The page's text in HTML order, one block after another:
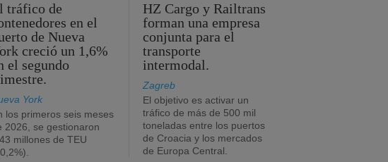
tráfico de
en el
de Nueva
creció un 1,6%
el segundo
York
los primeros seis meses
2026, se gestionaron
millones de TEU
HZ Cargo y Railtrans
forman una empresa
conjunta para el
transporte
intermodal.
Zagreb
El objetivo es activar un
tráfico de más de 500 mil
toneladas entre los puertos
de Croacia y los mercados
de Europa Central.